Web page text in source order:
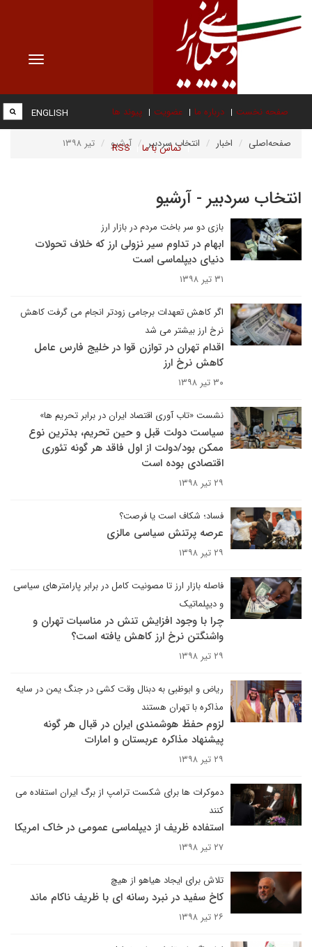
Toggle
صفحه نخست درباره ما عضویت پیوند ها
تماس با ما RSS
ENGLISH
صفحه‌اصلی اخبار انتخاب سردبیر آرشیو تیر ۱۳۹۸
انتخاب سردبیر - آرشیو
بازی دو سر باخت مردم در بازار ارز
ابهام در تداوم سیر نزولی ارز که خلاف تحولات
دنیای دیپلماسی است
۳۱ تیر ۱۳۹۸
اگر کاهش تعهدات برجامی زودتر انجام می گرفت کاهش
نرخ ارز بیشتر می شد
اقدام تهران در توازن قوا در خلیج فارس عامل
کاهش نرخ ارز
۳۰ تیر ۱۳۹۸
نشست «تاب آوری اقتصاد ایران در برابر تحریم ها»
سیاست دولت قبل و حین تحریم، بدترین نوع
ممکن بود/دولت از اول فاقد هر گونه تئوری
اقتصادی بوده است
۲۹ تیر ۱۳۹۸
فساد؛ شکاف است یا فرصت؟
عرصه پرتنش سیاسی مالزی
۲۹ تیر ۱۳۹۸
فاصله بازار ارز تا مصونیت کامل در برابر پارامترهای سیاسی
و دیپلماتیک
چرا با وجود افزایش تنش در مناسبات تهران و
واشنگتن نرخ ارز کاهش یافته است؟
۲۹ تیر ۱۳۹۸
ریاض و ابوظبی به دبنال وقت کشی در جنگ یمن در سایه
مذاکره با تهران هستند
لزوم حفظ هوشمندی ایران در قبال هر گونه
پیشنهاد مذاکره عربستان و امارات
۲۹ تیر ۱۳۹۸
دموکرات ها برای شکست ترامپ از برگ ایران استفاده می
کنند
استفاده ظریف از دیپلماسی عمومی در خاک امریکا
۲۷ تیر ۱۳۹۸
تلاش برای ایجاد هیاهو از هیچ
کاخ سفید در نبرد رسانه ای با ظریف ناکام ماند
۲۶ تیر ۱۳۹۸